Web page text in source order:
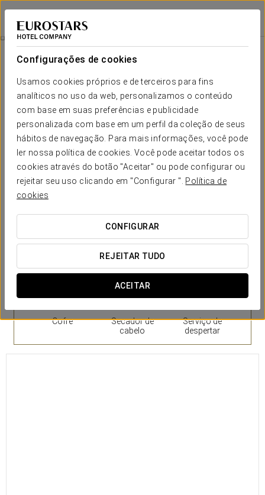
Configurações de cookies
Usamos cookies próprios e de terceiros para fins
analíticos no uso da web, personalizamos o conteúdo
com base em suas preferências e publicidade
personalizada com base em um perfil da coleção de seus
hábitos de navegação. Para mais informações, você pode
ler nossa política de cookies. Você pode aceitar todos os
cookies através do botão "Aceitar" ou pode configurar ou
rejeitar seu uso clicando em "Configurar ". Política de
cookies
CONFIGURAR
REJEITAR TUDO
ACEITAR
Eurostars Palazzo Zichy
BUDAPESTE
Quartos
Quartos
O conforto e descanso que necessita
O Eurostars Palazzo Zichy dispõe de80 quartos modernos e
acolhedores , onde as linhas retas são as protagonistas,
criando espaços amplos para descansar comodamente
durante a sua estadia em Budapeste.
Todos os nossos quartos são pensados para garantir o
máximo conforto dos nossos hóspedes, com serviços e
acabamentos de qualidade que garantirão uma experiência
Cofre
Secador de
cabelo
Serviço de
despertar